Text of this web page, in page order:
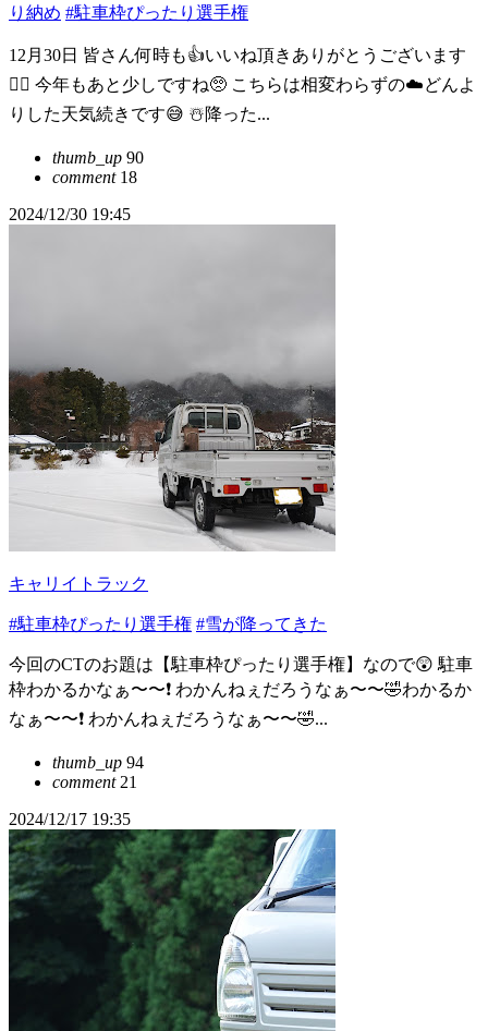
り納め #駐車枠ぴったり選手権
12月30日 皆さん何時も👍いいね頂きありがとうございます
🙇‍♂️ 今年もあと少しですね🥺 こちらは相変わらずの☁️どんよ
りした天気続きです😅 ☃️降った...
thumb_up 90
comment18
2024/12/30 19:45
キャリイトラック
#駐車枠ぴったり選手権 #雪が降ってきた
今回のCTのお題は【駐車枠ぴったり選手権】なので😲 駐車
枠わかるかなぁ〜〜❗️ わかんねぇだろうなぁ〜〜🤣わかるか
なぁ〜〜❗️ わかんねぇだろうなぁ〜〜🤣...
thumb_up 94
comment21
2024/12/17 19:35